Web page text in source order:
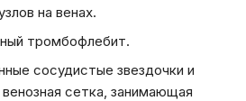
на венах.
тромбофлебит.
сосудистые звездочки и
сетка, занимающая